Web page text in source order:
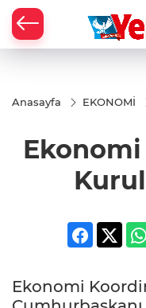
Anasayfa EKONOMİ
Ekonomi